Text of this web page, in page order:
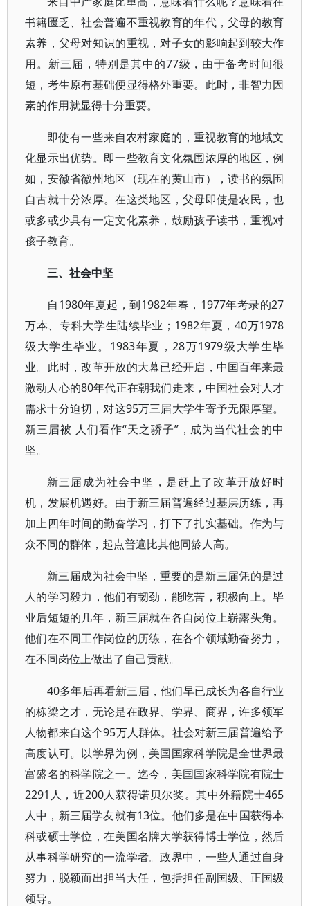
书籍匮乏、社会普遍不重视教育的年代，父母的教育
素养，父母对知识的重视，对子女的影响起到较大作
用。新三届，特别是其中的77级，由于备考时间很
短，考生原有基础便显得格外重要。此时，非智力因
素的作用就显得十分重要。
即使有一些来自农村家庭的，重视教育的地域文
化显示出优势。即一些教育文化氛围浓厚的地区，例
如，安徽省徽州地区（现在的黄山市），读书的氛围
自古就十分浓厚。在这类地区，父母即使是农民，也
或多或少具有一定文化素养，鼓励孩子读书，重视对
孩子教育。
三、社会中坚
自1980年夏起，到1982年春，1977年考录的27
万本、专科大学生陆续毕业；1982年夏，40万1978
级大学生毕业。1983年夏，28万1979级大学生毕
业。此时，改革开放的大幕已经开启，中国百年来最
激动人心的80年代正在朝我们走来，中国社会对人才
需求十分迫切，对这95万三届大学生寄予无限厚望。
新三届被 人们看作“天之骄子”，成为当代社会的中
坚。
新三届成为社会中坚，是赶上了改革开放好时
机，发展机遇好。由于新三届普遍经过基层历练，再
加上四年时间的勤奋学习，打下了扎实基础。作为与
众不同的群体，起点普遍比其他同龄人高。
新三届成为社会中坚，重要的是新三届凭的是过
人的学习毅力，他们有韧劲，能吃苦，积极向上。毕
业后短短的几年，新三届就在各自岗位上崭露头角。
他们在不同工作岗位的历练，在各个领域勤奋努力，
在不同岗位上做出了自己贡献。
40多年后再看新三届，他们早已成长为各自行业
的栋梁之才，无论是在政界、学界、商界，许多领军
人物都来自这个95万人群体。社会对新三届普遍给予
高度认可。以学界为例，美国国家科学院是全世界最
富盛名的科学院之一。迄今，美国国家科学院有院士
2291人，近200人获得诺贝尔奖。其中外籍院士465
人中，新三届学友就有13位。他们多是在中国获得本
科或硕士学位，在美国名牌大学获得博士学位，然后
从事科学研究的一流学者。政界中，一些人通过自身
努力，脱颖而出担当大任，包括担任副国级、正国级
领导。